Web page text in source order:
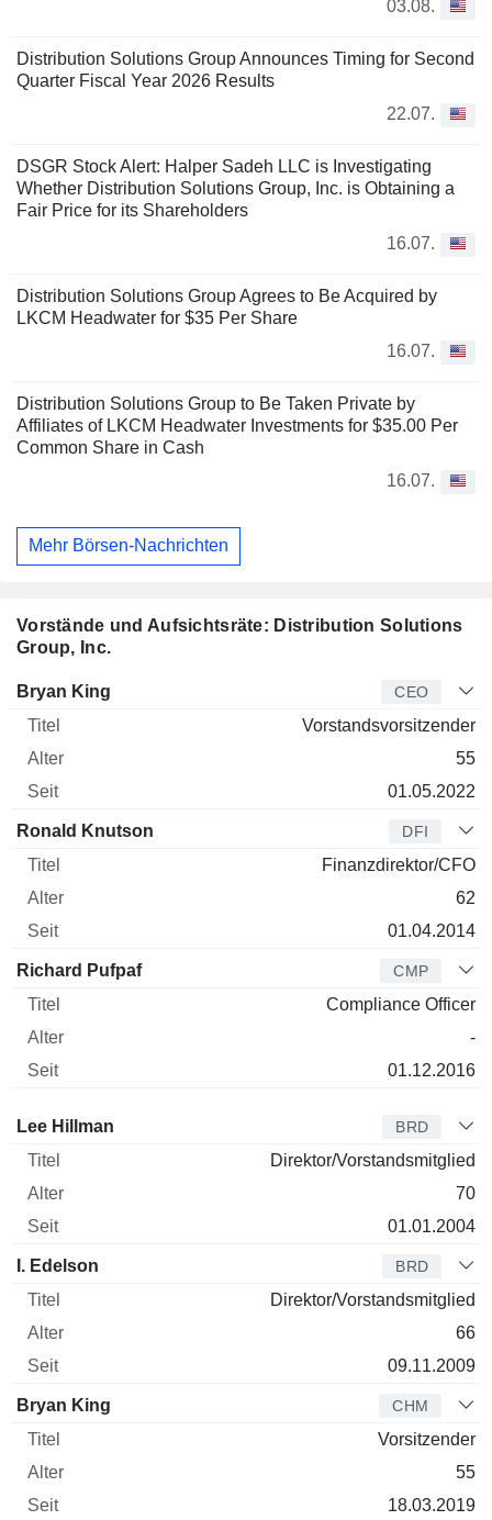
03.08.
Distribution Solutions Group Announces Timing for Second
Quarter Fiscal Year 2026 Results
22.07.
DSGR Stock Alert: Halper Sadeh LLC is Investigating
Whether Distribution Solutions Group, Inc. is Obtaining a
Fair Price for its Shareholders
16.07.
Distribution Solutions Group Agrees to Be Acquired by
LKCM Headwater for $35 Per Share
16.07.
Distribution Solutions Group to Be Taken Private by
Affiliates of LKCM Headwater Investments for $35.00 Per
Common Share in Cash
16.07.
Mehr Börsen-Nachrichten
Vorstände und Aufsichtsräte: Distribution Solutions
Group, Inc.
Manager Titel
Bryan King CEO
Vorstandsvorsitzender
55
01.05.2022
Ronald Knutson DFI
Finanzdirektor/CFO
62
01.04.2014
Richard Pufpaf CMP
Compliance Officer
-
01.12.2016
Verwaltungsratsmitglied
Lee Hillman BRD
Direktor/Vorstandsmitglied
70
01.01.2004
I. Edelson BRD
Direktor/Vorstandsmitglied
66
09.11.2009
Bryan King CHM
Vorsitzender
55
18.03.2019